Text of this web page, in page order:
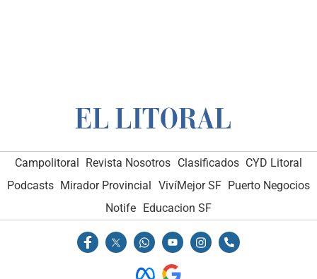
Campolitoral Revista Nosotros Clasificados CYD Litoral
Podcasts Mirador Provincial VivíMejor SF Puerto Negocios
Notife Educacion SF